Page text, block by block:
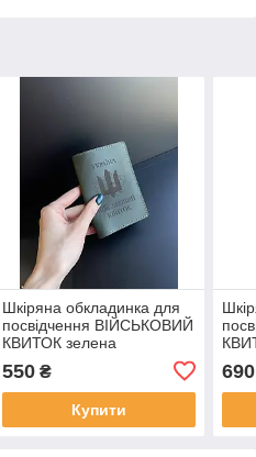
Шкіряна обкладинка для
посвідчення ВІЙСЬКОВИЙ
КВИТОК зелена
550₴
Купити
690